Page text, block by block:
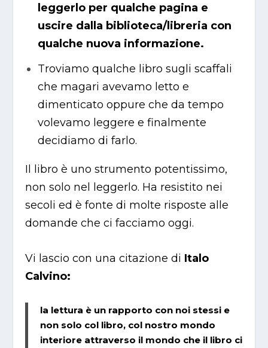
leggerlo per qualche pagina e
uscire dalla biblioteca/libreria con
qualche nuova informazione.
Troviamo qualche libro sugli scaffali
che magari avevamo letto e
dimenticato oppure che da tempo
volevamo leggere e finalmente
decidiamo di farlo.
Il libro è uno strumento potentissimo,
non solo nel leggerlo. Ha resistito nei
secoli ed è fonte di molte risposte alle
domande che ci facciamo oggi.
Vi lascio con una citazione di Italo
Calvino:
la lettura è un rapporto con noi stessi e
non solo col libro, col nostro mondo
interiore attraverso il mondo che il libro ci